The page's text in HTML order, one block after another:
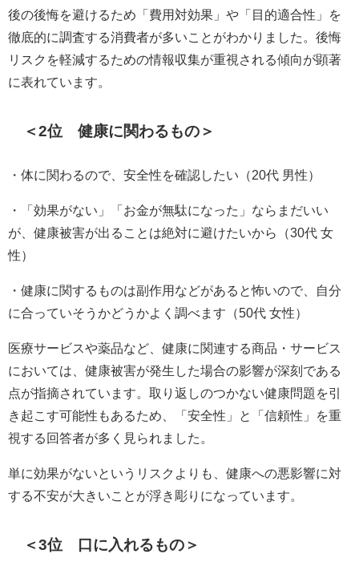
後の後悔を避けるため「費用対効果」や「目的適合性」を
徹底的に調査する消費者が多いことがわかりました。後悔
リスクを軽減するための情報収集が重視される傾向が顕著
に表れています。
＜2位 健康に関わるもの＞
・体に関わるので、安全性を確認したい（20代 男性）
・「効果がない」「お金が無駄になった」ならまだいい
が、健康被害が出ることは絶対に避けたいから（30代 女
性）
・健康に関するものは副作用などがあると怖いので、自分
に合っていそうかどうかよく調べます（50代 女性）
医療サービスや薬品など、健康に関連する商品・サービス
においては、健康被害が発生した場合の影響が深刻である
点が指摘されています。取り返しのつかない健康問題を引
き起こす可能性もあるため、「安全性」と「信頼性」を重
視する回答者が多く見られました。
単に効果がないというリスクよりも、健康への悪影響に対
する不安が大きいことが浮き彫りになっています。
＜3位 口に入れるもの＞